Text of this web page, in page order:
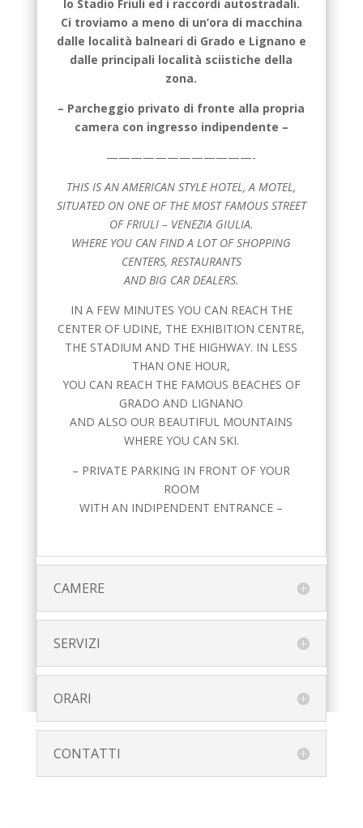
lo Stadio Friuli ed i raccordi autostradali.
Ci troviamo a meno di un’ora di macchina
dalle località balneari di Grado e Lignano e
dalle principali località sciistiche della
zona.
– Parcheggio privato di fronte alla propria
camera con ingresso indipendente –
————————————-
THIS IS AN AMERICAN STYLE HOTEL, A MOTEL,
SITUATED ON ONE OF THE MOST FAMOUS STREET
OF FRIULI – VENEZIA GIULIA.
WHERE YOU CAN FIND A LOT OF SHOPPING
CENTERS, RESTAURANTS
AND BIG CAR DEALERS.
IN A FEW MINUTES YOU CAN REACH THE
CENTER OF UDINE, THE EXHIBITION CENTRE,
THE STADIUM AND THE HIGHWAY. IN LESS
THAN ONE HOUR,
YOU CAN REACH THE FAMOUS BEACHES OF
GRADO AND LIGNANO
AND ALSO OUR BEAUTIFUL MOUNTAINS
WHERE YOU CAN SKI.
– PRIVATE PARKING IN FRONT OF YOUR
ROOM
WITH AN INDIPENDENT ENTRANCE –
CAMERE
SERVIZI
ORARI
CONTATTI